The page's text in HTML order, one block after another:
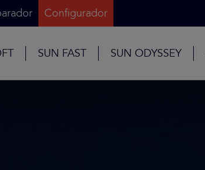
Configurador
SUN FAST SUN ODYSSEY